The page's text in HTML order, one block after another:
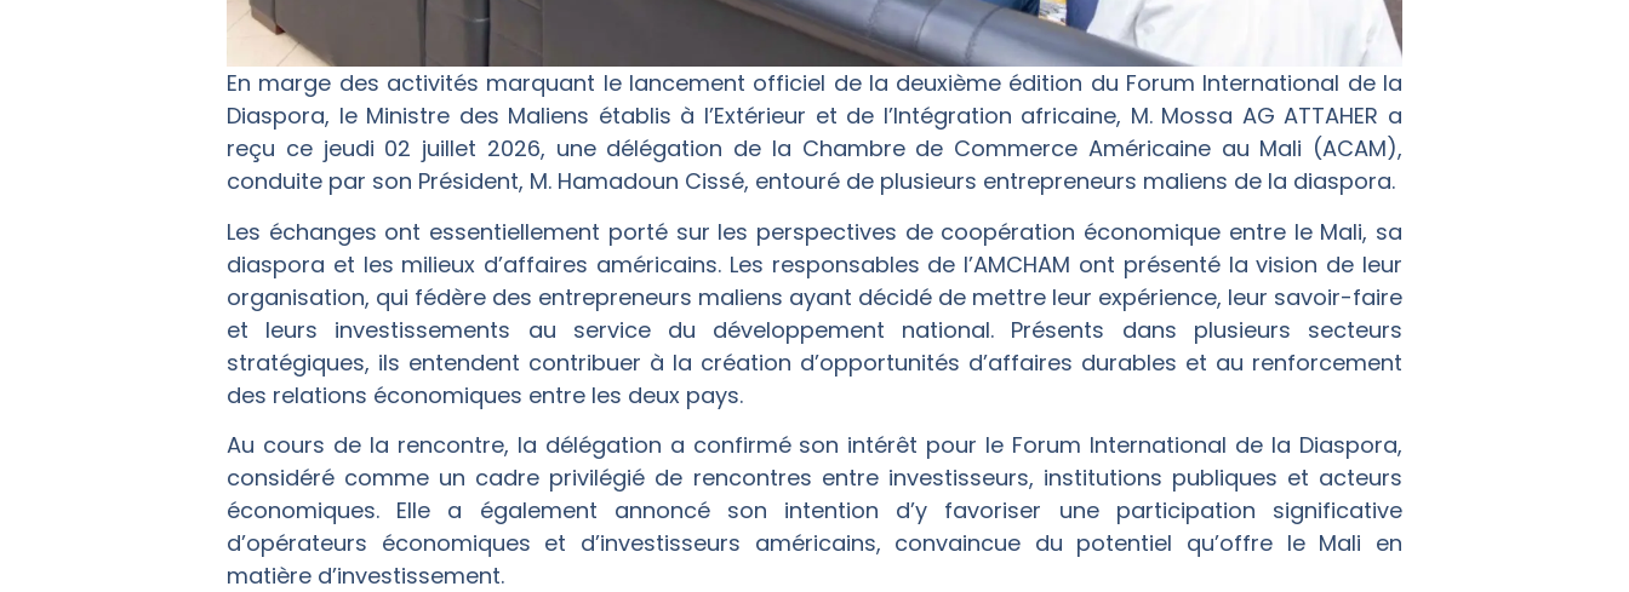
En marge des activités marquant le lancement officiel de la deuxième édition du Forum International de la
Diaspora, le Ministre des Maliens établis à l’Extérieur et de l’Intégration africaine, M. Mossa AG ATTAHER a
reçu ce jeudi 02 juillet 2026, une délégation de la Chambre de Commerce Américaine au Mali (ACAM),
conduite par son Président, M. Hamadoun Cissé, entouré de plusieurs entrepreneurs maliens de la diaspora.
Les échanges ont essentiellement porté sur les perspectives de coopération économique entre le Mali, sa
diaspora et les milieux d’affaires américains. Les responsables de l’AMCHAM ont présenté la vision de leur
organisation, qui fédère des entrepreneurs maliens ayant décidé de mettre leur expérience, leur savoir-faire
et leurs investissements au service du développement national. Présents dans plusieurs secteurs
stratégiques, ils entendent contribuer à la création d’opportunités d’affaires durables et au renforcement
des relations économiques entre les deux pays.
Au cours de la rencontre, la délégation a confirmé son intérêt pour le Forum International de la Diaspora,
considéré comme un cadre privilégié de rencontres entre investisseurs, institutions publiques et acteurs
économiques. Elle a également annoncé son intention d’y favoriser une participation significative
d’opérateurs économiques et d’investisseurs américains, convaincue du potentiel qu’offre le Mali en
matière d’investissement.